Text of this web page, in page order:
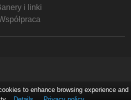
i linki
Musicam Sacram
to enhance browsing experience and